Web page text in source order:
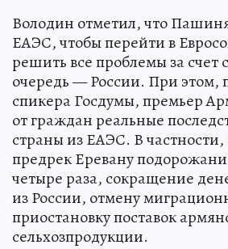
Володин отметил, что
ЕАЭС, чтобы перейти в
решить все проблемы за счет
очередь — России. При этом,
спикера Госдумы, премьер
от граждан реальные
страны из ЕАЭС. В
предрек Еревану
четыре раза, сокращение
из России, отмену
приостановку поставок
сельхозпродукции.